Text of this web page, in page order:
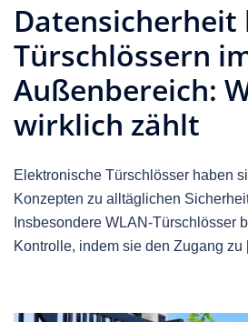
Datensicherheit
Türschlössern
Außenbereich:
wirklich zählt
Elektronische Türschlösser haben
Konzepten zu alltäglichen
Insbesondere WLAN-Türschlösser
Kontrolle, indem sie den Zugang